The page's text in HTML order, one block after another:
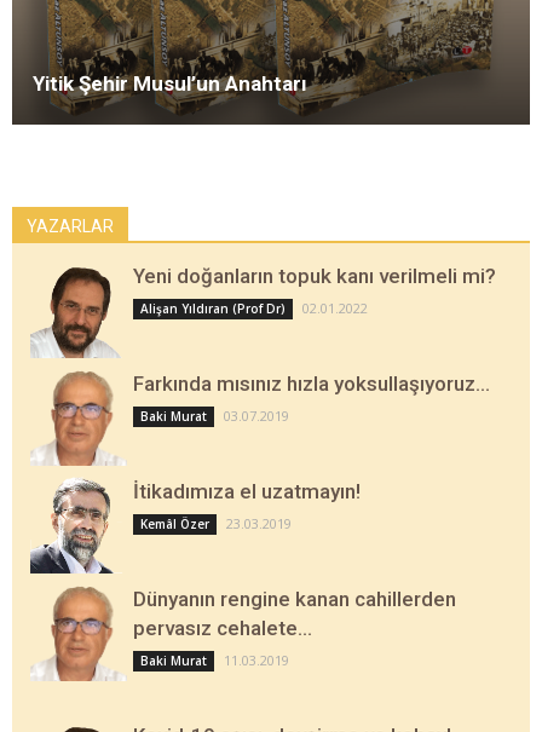
Yitik Şehir Musul’un Anahtarı
YAZARLAR
Yeni doğanların topuk kanı verilmeli mi?
Alişan Yıldıran (Prof Dr) 02.01.2022
Farkında mısınız hızla yoksullaşıyoruz…
Baki Murat 03.07.2019
İtikadımıza el uzatmayın!
Kemâl Özer 23.03.2019
Dünyanın rengine kanan cahillerden
pervasız cehalete…
Baki Murat 11.03.2019